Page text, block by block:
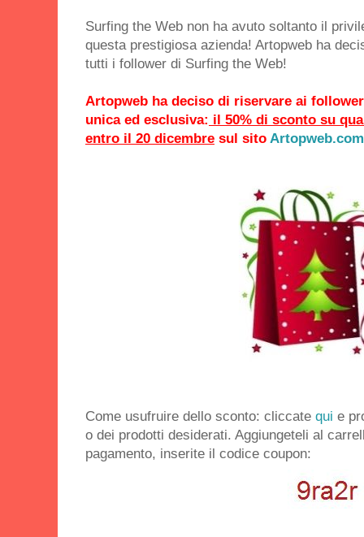
Surfing the Web non ha avuto soltanto il
questa prestigiosa azienda! Artopweb ha
tutti i follower di Surfing the Web!
Artopweb ha deciso di riservare ai
unica ed esclusiva: il 50% di sconto su
entro il 20 dicembre sul sito Artopweb.com
Come usufruire dello sconto: cliccate qui e
o dei prodotti desiderati. Aggiungeteli al
pagamento, inserite il codice coupon: